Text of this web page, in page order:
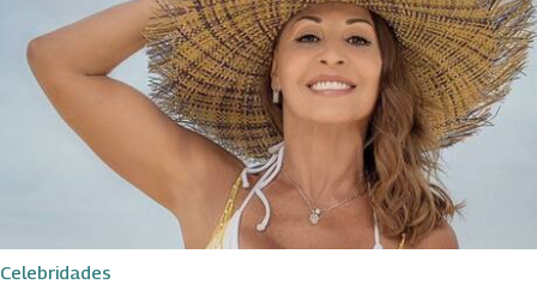
Celebridades